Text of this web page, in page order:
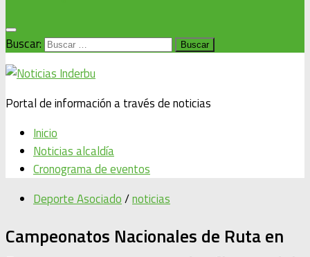
Buscar:
Portal de información a través de noticias
Inicio
Noticias alcaldía
Cronograma de eventos
Deporte Asociado/noticias
Campeonatos Nacionales de Ruta en